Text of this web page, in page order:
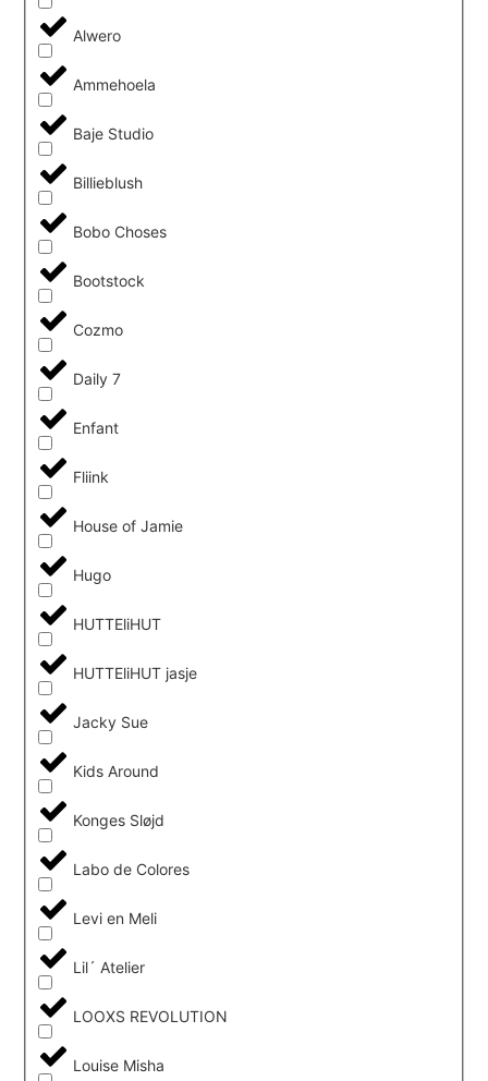
Alwero
Ammehoela
Baje Studio
Billieblush
Bobo Choses
Bootstock
Cozmo
Daily 7
Enfant
Fliink
House of Jamie
Hugo
HUTTEliHUT
HUTTEliHUT jasje
Jacky Sue
Kids Around
Konges Sløjd
Labo de Colores
Levi en Meli
Lil´ Atelier
LOOXS REVOLUTION
Louise Misha